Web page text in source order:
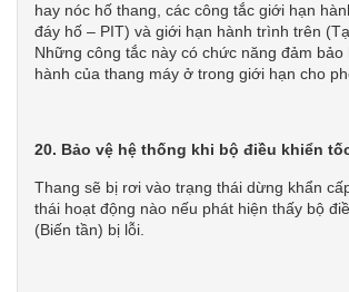
hay nóc hố thang, các công tắc giới hạn
đáy hố – PIT) và giới hạn hành trình trên
Những công tắc này có chức năng đảm bảo
hành của thang máy ở trong giới hạn cho
20. Bảo vệ hệ thống khi bộ điều khiển
Thang sẽ bị rơi vào trạng thái dừng khẩn
thái hoạt động nào nếu phát hiện thấy bộ
(Biến tần) bị lỗi.